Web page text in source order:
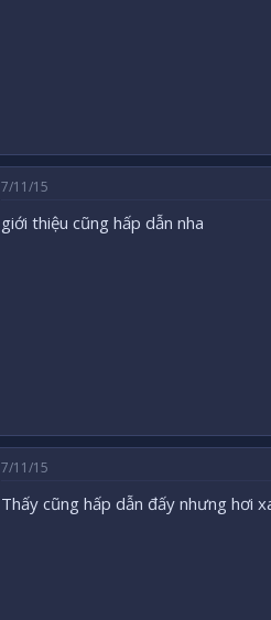
7/11/15
giới thiệu cũng hấp dẫn nha
7/11/15
Thấy cũng hấp dẫn đấy nhưng hơi